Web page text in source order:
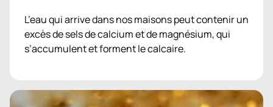
L’eau qui arrive dans nos maisons peut contenir un
excès de sels de calcium et de magnésium, qui
s’accumulent et forment le calcaire.